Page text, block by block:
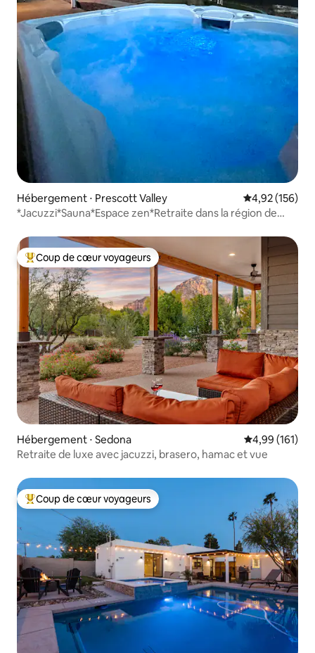
Hébergement ⋅ Prescott Valley Évaluation
4,92 (156)
*Jacuzzi*Sauna*Espace zen*Retraite dans la région de
Coups de cœur voyageurs les plus appréciés
Coup de cœur voyageurs
Hébergement ⋅ Sedona Évaluation
4,99 (161)
Retraite de luxe avec jacuzzi, brasero, hamac et vue
Coups de cœur voyageurs les plus appréciés
Coup de cœur voyageurs